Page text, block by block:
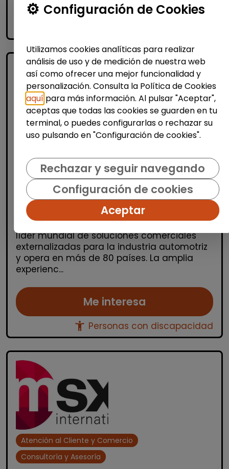
Me interesa
Administración, Finanzas y Gestión
Consultoría y Asesoría
Consultor/a de automoción
(Barcelona)
MSX Internacional| España(Barcelona)
MSX International Group es el proveedor
líder mundial de soluciones comerciales
externalizadas para la industria automotriz
y opera en más de 80 países. La amplia
experienc...
Me interesa
accessibility_new Personas con discapacidad
Atención al Cliente y Comercio
Consultoría y Asesoría
Configuración de Cookies
Utilizamos cookies analíticas para realizar
análisis de uso y de medición de nuestra web
así como ofrecer una mejor funcionalidad y
personalización. Consulta la Política de Cookies
aquí para más información. Al pulsar "Aceptar",
aceptas que todas las cookies se guarden en tu
terminal, o puedes configurarlas o rechazar su
uso pulsando en "Configuración de cookies".
Rechazar y seguir navegando
Configuración de cookies
Aceptar